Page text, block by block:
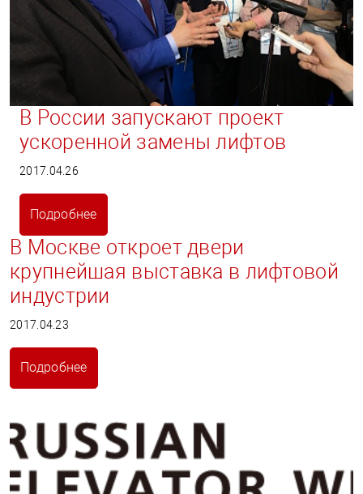
В России запускают проект
ускоренной замены лифтов
2017.04.26
Подробнее
В Москве откроет двери
крупнейшая выставка в лифтовой
индустрии
2017.04.23
Подробнее